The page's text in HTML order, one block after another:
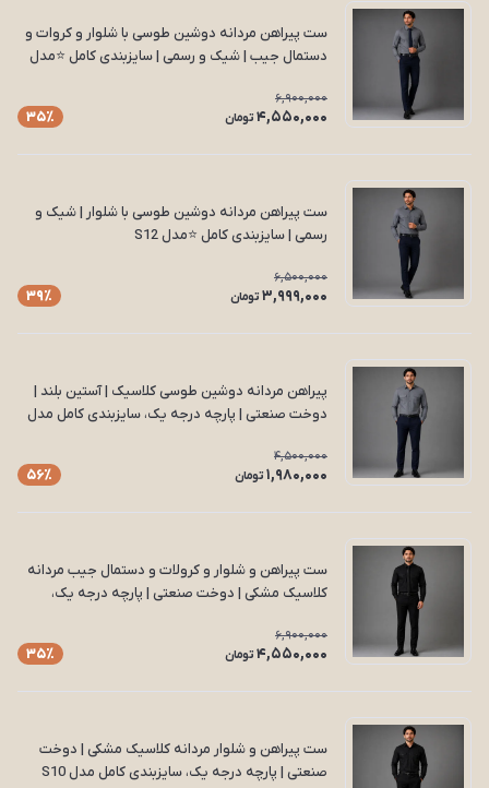
ست پیراهن مردانه دوشین طوسی با شلوار و کروات و
دستمال جیب | شیک و رسمی | سایزبندی کامل ⭐مدل
6,900,000
4,550,000 تومان 35٪
ست پیراهن مردانه دوشین طوسی با شلوار | شیک و
رسمی | سایزبندی کامل ⭐مدل S12
6,500,000
3,999,000 تومان 39٪
پیراهن مردانه دوشین طوسی کلاسیک | آستین بلند |
دوخت صنعتی | پارچه درجه یک، سایزبندی کامل مدل
4,500,000
1,980,000 تومان 56٪
ست پیراهن و شلوار و کرولات و دستمال جیب مردانه
کلاسیک مشکی | دوخت صنعتی | پارچه درجه یک،
6,900,000
4,550,000 تومان 35٪
ست پیراهن و شلوار مردانه کلاسیک مشکی | دوخت
صنعتی | پارچه درجه یک، سایزبندی کامل مدل S10